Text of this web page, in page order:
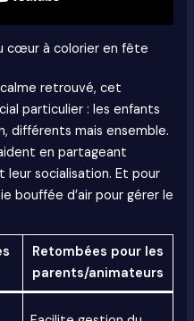
cœur à colorier en fête
retrouvé, cet
particulier : les enfants
différents mais ensemble.
en partageant
leur socialisation. Et pour
bouffée d’air pour gérer le
Retombées pour les
parents/animateurs